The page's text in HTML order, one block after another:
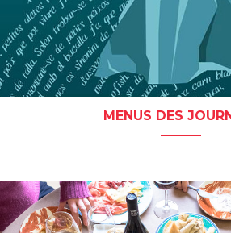
MENUS DES